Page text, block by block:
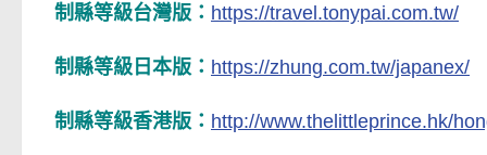
制縣等級台灣版： https://travel.tonypai.com.tw/
制縣等級日本版： https://zhung.com.tw/japanex/
制縣等級香港版： http://www.thelittleprince.hk/